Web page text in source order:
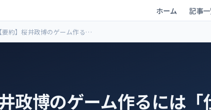
ホーム 記事
【要約】桜井政博のゲーム作るに
仕事の姿勢」｜プロの思考法を
政博のゲーム作るには「